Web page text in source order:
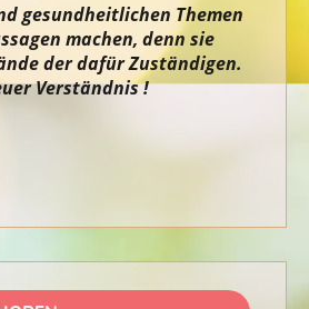
gesundheitlichen Themen
machen, denn sie
der dafür Zuständigen.
Verständnis !